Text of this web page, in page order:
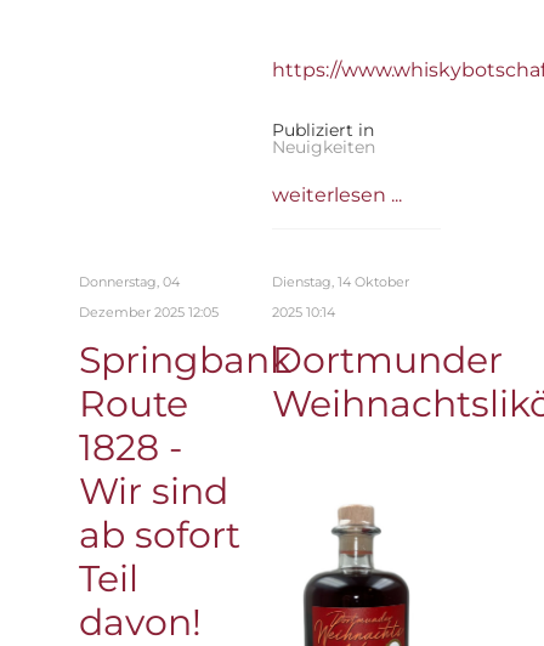
https://
Publiziert in
Neuigkeiten
weiterlesen ...
Donnerstag, 04
Dezember 2025 12:05
Springbank
Route
1828 -
Wir sind
ab sofort
Teil
davon!
Dienstag, 14 Oktober
2025 10:14
Dortmunder